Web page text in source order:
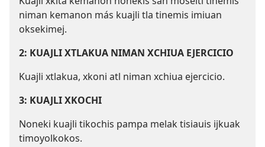
niman kemanon más kuajli tla tinemis imiuan
oksekimej.
2: KUAJLI XTLAKUA NIMAN XCHIUA EJERCICIO
Kuajli xtlakua, xkoni atl niman xchiua ejercicio.
3: KUAJLI XKOCHI
Noneki kuajli tikochis pampa melak tisiauis ijkuak
timoyolkokos.